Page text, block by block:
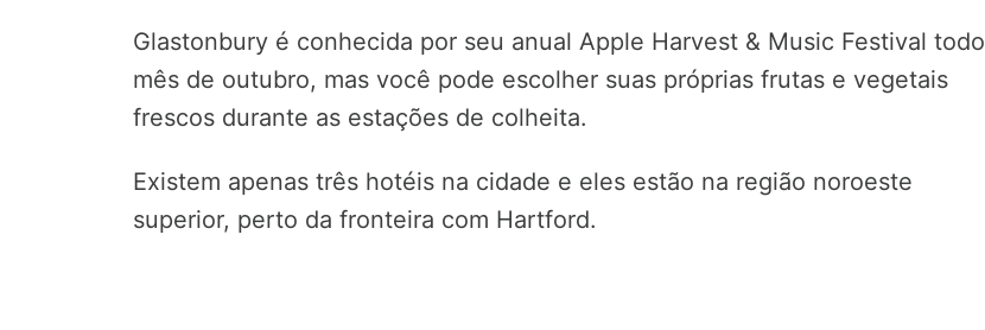
Glastonbury é conhecida por seu anual Apple Harvest & Music Festival todo
mês de outubro, mas você pode escolher suas próprias frutas e vegetais
frescos durante as estações de colheita.
Existem apenas três hotéis na cidade e eles estão na região noroeste
superior, perto da fronteira com Hartford.